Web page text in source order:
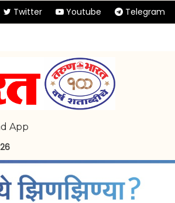
Twitter Youtube Telegram
App